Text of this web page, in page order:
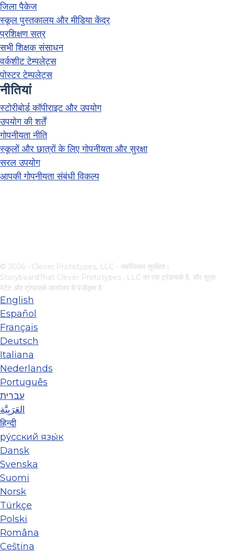
जिला पैकेज
स्कूल पुस्तकालय और मीडिया केंद्र
प्रशिक्षण सत्र
सभी शिक्षक संसाधन
वर्कशीट टेम्पलेट्स
पोस्टर टेम्पलेट्स
नीतियां
स्टोरीबोर्ड कॉपीराइट और उपयोग
उपयोग की शर्तें
गोपनीयता नीति
स्कूलों और छात्रों के लिए गोपनीयता और सुरक्षा
सरल उपयोग
आपकी गोपनीयता संबंधी विकल्प
© 2026 - Clever Prototypes, LLC - सर्वाधिकार सुरक्षित।
StoryboardThat Clever Prototypes , LLC का एक ट्रेडमार्क है, और यूएस
पेटेंट और ट्रेडमार्क कार्यालय में पंजीकृत है
English
Español
Français
Deutsch
Italiana
Nederlands
Português
עברית
العَرَبِيَّة
हिन्दी
ру́сский язы́к
Dansk
Svenska
Suomi
Norsk
Türkçe
Polski
Româna
Ceština